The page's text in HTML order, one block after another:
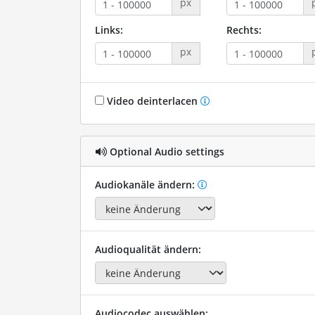
px
Links:
px
Rechts:
Video deinterlacen
Optional Audio settings
Audiokanäle ändern:
Audioqualität ändern: